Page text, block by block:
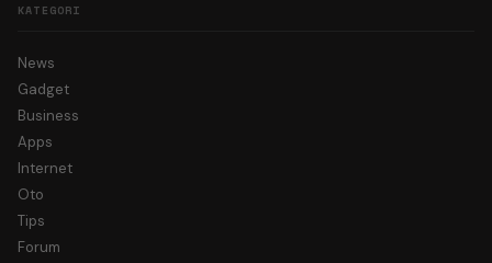
KATEGORI
News
Gadget
Business
Apps
Internet
Oto
Tips
Forum